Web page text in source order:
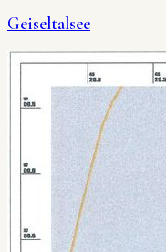
Geiseltalsee